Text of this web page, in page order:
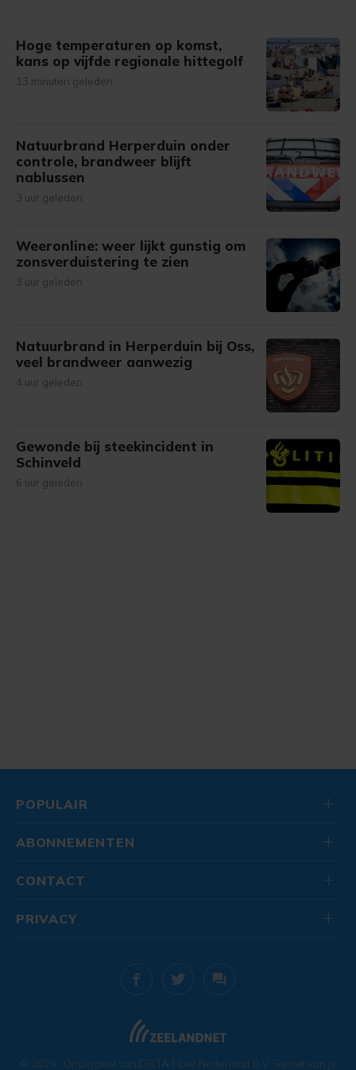
Hoge temperaturen op komst,
kans op vijfde regionale hittegolf
13 minuten geleden
Natuurbrand Herperduin onder
controle, brandweer blijft
nablussen
3 uur geleden
Weeronline: weer lijkt gunstig om
zonsverduistering te zien
3 uur geleden
Natuurbrand in Herperduin bij Oss,
veel brandweer aanwezig
4 uur geleden
Gewonde bij steekincident in
Schinveld
6 uur geleden
POPULAIR
ABONNEMENTEN
CONTACT
© 2026 . Onderdeel van DELTA Fiber Nederland B.V. Geniet van je
PRIVACY